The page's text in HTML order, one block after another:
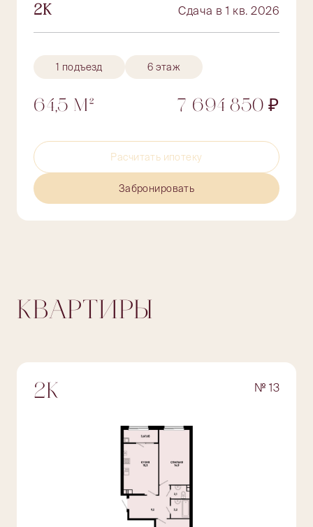
2К Сдача в 1 кв. 2026
1 подъезд 6 этаж
64,5 М² 7 694 850 ₽
Расчитать ипотеку
Забронировать
КВАРТИРЫ
2К № 13